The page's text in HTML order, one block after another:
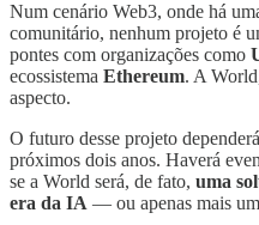
Num cenário Web3, onde há
comunitário, nenhum projeto é
pontes com organizações como
ecossistema Ethereum. A
aspecto.
O futuro desse projeto
próximos dois anos. Haverá
se a World será, de fato, uma
era da IA — ou apenas mais